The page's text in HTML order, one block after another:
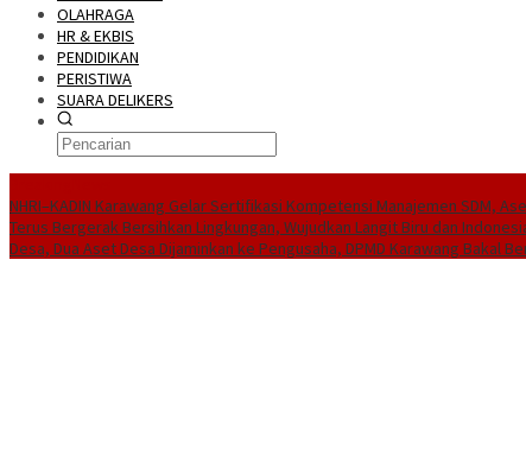
OLAHRAGA
HR & EKBIS
PENDIDIKAN
PERISTIWA
SUARA DELIKERS
NHRI–KADIN Karawang Gelar Sertifikasi Kompetensi Manajemen SDM,
Terus Bergerak Bersihkan Lingkungan, Wujudkan Langit Biru dan
Desa, Dua Aset Desa Dijaminkan ke Pengusaha, DPMD Karawang Bakal